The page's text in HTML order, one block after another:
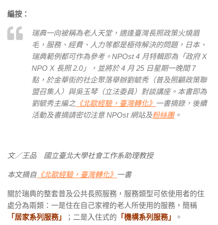
編按：
瑞典一向被稱為老人天堂，適逢臺灣長照政策火燒眉
毛，服務、經費、人力等都是極待解決的問題，日本、
瑞典範例都可作為參考。NPOst 4 月特輯即為「政府 X
NPO X 長照 2.0」，並將於 4 月 25 日星期一晚間 7
點，於金華街的社企聚落舉辦劉毓秀（普及照顧政策聯
盟召集人）與吳玉琴（立法委員）對談講座。本書即為
劉毓秀主編之 《北歐經驗，臺灣轉化》 一書摘錄，後續
活動及書摘請密切注意 NPOst 網站及粉絲團。
文／王品 國立臺北大學社會工作系助理教授
本文摘自《北歐經驗，臺灣轉化》 一書
關於瑞典的整套普及公共長照服務，服務類型可依使用者的住
處分為兩類：一是住在自己家裡的老人所使用的服務，簡稱
「居家系列服務」
；二是入住式的 「機構系列服務」 。